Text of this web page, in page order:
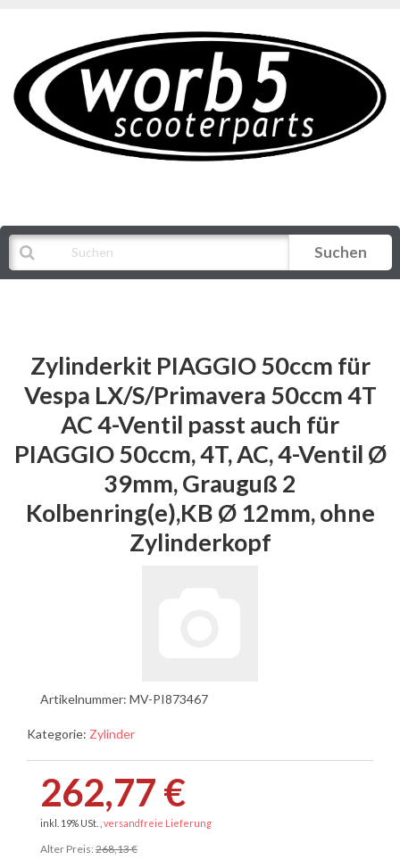
Suchen
Zylinderkit PIAGGIO 50ccm für
Vespa LX/S/Primavera 50ccm 4T
AC 4-Ventil passt auch für
PIAGGIO 50ccm, 4T, AC, 4-Ventil Ø
39mm, Grauguß 2
Kolbenring(e),KB Ø 12mm, ohne
Zylinderkopf
Artikelnummer: MV-PI873467
Kategorie: Zylinder
262,77 €
inkl. 19% USt. , versandfreie Lieferung
Alter Preis: 268,13 €